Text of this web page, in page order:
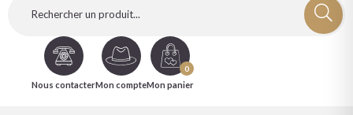
Nous contacterMon compte
0
Mon panier